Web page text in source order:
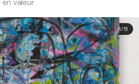
valeur
1/11